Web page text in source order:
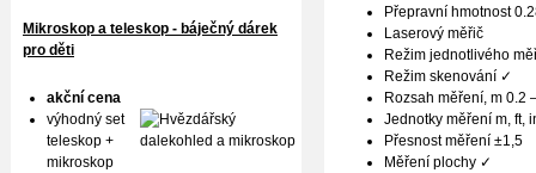
Přepravní hmotnost
Laserový měřič
Režim jednotlivého
Režim skenování ✓
Rozsah měření, m 0.2
Jednotky měření m, ft,
Přesnost měření ±1,5
Měření plochy ✓
Mikroskop a teleskop - báječný dárek
pro děti
akční cena
výhodný set
teleskop +
mikroskop